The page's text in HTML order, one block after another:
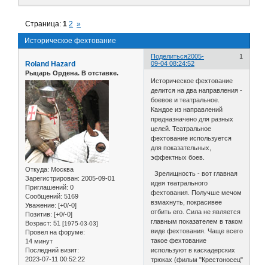
Историческое фехтование
Страница:1 2 »
Поделиться 1
2005-
09-04 08:24:52
Roland Hazard
Рыцарь Ордена. В отставке.
Откуда: Москва
Зарегистрирован: 2005-09-01
Приглашений: 0
Сообщений: 5169
Уважение: [+0/-0]
Позитив: [+0/-0]
Возраст: 51 [1975-03-03]
Провел на форуме:
14 минут
Последний визит:
2023-07-11 00:52:22
Историческое фехтование
делится на два направления -
боевое и театральное.
Каждое из направлений
предназначено для разных
целей. Театральное
фехтование используется
для показательных,
эффектных боев.
Зрелищность - вот главная
идея театрального
фехтования. Получше мечом
взмахнуть, покрасивее
отбить его. Сила не является
главным показателем в таком
виде фехтования. Чаще всего
такое фехтование
используют в каскадерских
трюках (фильм "Крестоносец"